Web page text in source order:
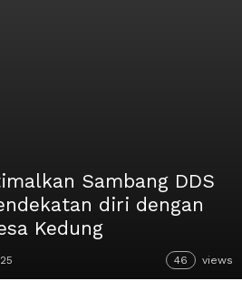
Sambang DDS
diri dengan
Kedung
46 views